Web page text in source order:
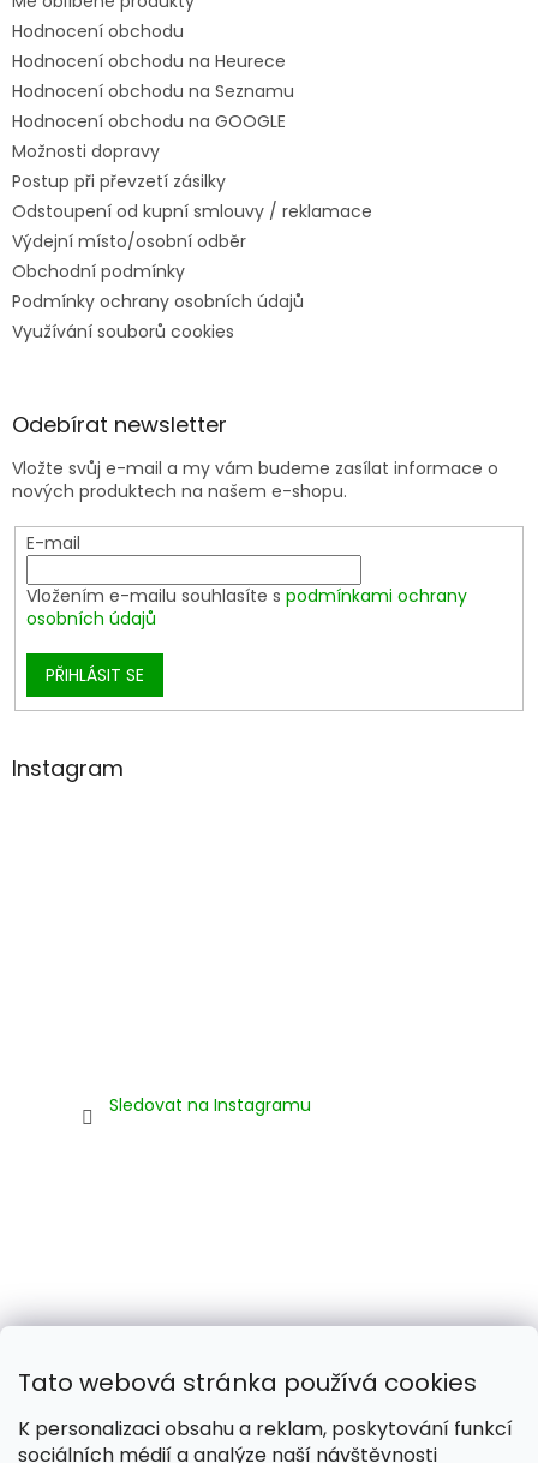
Tato webová stránka používá cookies
K personalizaci obsahu a reklam, poskytování funkcí
sociálních médií a analýze naší návštěvnosti
Hodnocení obchodu
Hodnocení obchodu na Heurece
Hodnocení obchodu na Seznamu
Hodnocení obchodu na GOOGLE
Možnosti dopravy
Postup při převzetí zásilky
Odstoupení od kupní smlouvy / reklamace
Výdejní místo/osobní odběr
Obchodní podmínky
Podmínky ochrany osobních údajů
Využívání souborů cookies
Odebírat newsletter
Vložte svůj e-mail a my vám budeme zasílat informace o
nových produktech na našem e-shopu.
E-mail
Vložením e-mailu souhlasíte s podmínkami ochrany
osobních údajů
PŘIHLÁSIT SE
Instagram
Sledovat na Instagramu